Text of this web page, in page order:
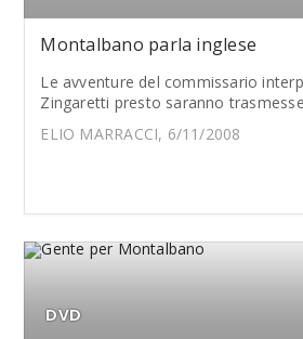
Montalbano parla inglese
Le avventure del commissario
Zingaretti presto saranno
ELIO MARRACCI, 6/11/2008
DVD